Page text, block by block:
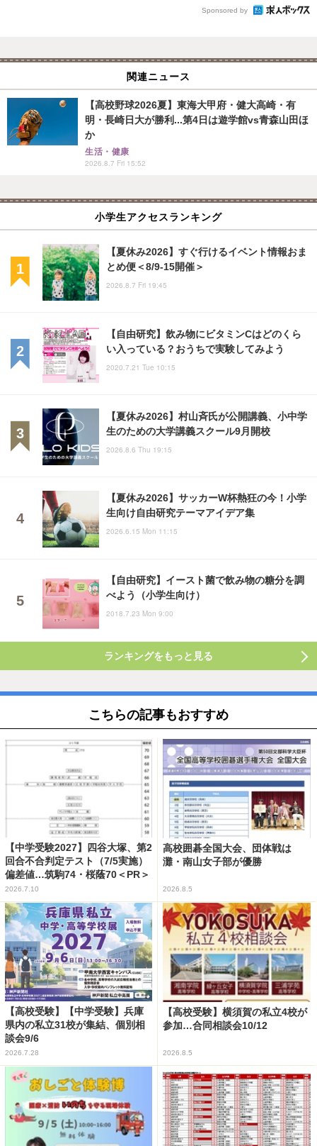
Sponsored by
関連ニュース
【高校野球2026夏】東海大甲府・健大高崎・有
明・長崎日大が勝利...第4日は遊学館vs青森山田ほ
か
生活・健康
2026.8.7 Fri 15:52
小学生アクセスランキング
【夏休み2026】すぐ行けるイベント情報おま
とめ便＜8/9-15開催＞
2026.8.7 Fri 19:45
【自由研究】飲み物にビタミンCはどのくら
い入っている？おうちで実験してみよう
2020.7.21 Tue 10:15
【夏休み2026】村山斉氏が公開講義、小中学
生のための大学講義スクール9月開校
2026.8.6 Thu 19:15
【夏休み2026】サッカーW杯熱狂の今！小学
生向け自由研究テーマアイデア集
2026.6.15 Mon 11:15
【自由研究】イースト菌で飲み物の糖分を調
べよう（小学生向け）
2018.7.23 Mon 9:00
ランキングをもっと見る
こちらの記事もおすすめ
【中学受験2027】四谷大塚、第2
回合不合判定テスト（7/5実施）
偏差値…筑駒74・桜蔭70＜PR＞
2026.7.10
高校囲碁全国大会、団体戦は
灘・南山女子部が優勝
2026.8.5
【高校受験】【中学受験】兵庫
県内の私立31校が集結、個別相
談会9/6
2026.7.28
【高校受験】横須賀の私立4校が
参加…合同相談会10/12
2026.8.5